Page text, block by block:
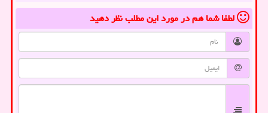
لطفا شما همدر مورد این مطلبنظر دهید